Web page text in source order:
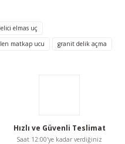
görüntülenemiyor.
bulunuyor.
elmas uç
matkap ucu
granit delik açma
Hızlı ve Güvenli Teslimat
Saat 12:00'ye kadar verdiğiniz